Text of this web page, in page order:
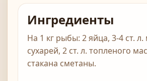
Ингредиенты
Hа 1 кг рыбы: 2 яйца, 3-4 ст.
сухарей, 2 ст. л. топленого
стакана сметаны.